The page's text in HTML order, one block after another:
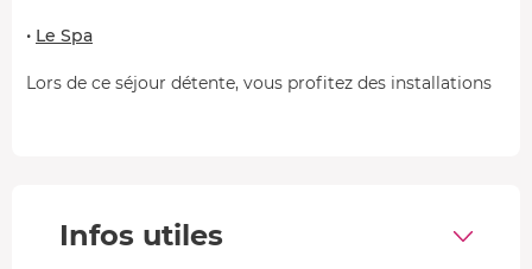
• Le Spa
Lors de ce séjour détente, vous profitez des installations
Infos utiles